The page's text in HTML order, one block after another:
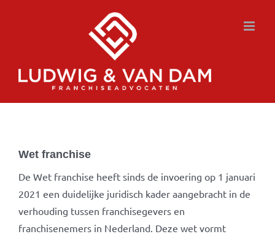
Wet franchise
De Wet franchise heeft sinds de invoering op 1 januari
2021 een duidelijke juridisch kader aangebracht in de
verhouding tussen franchisegevers en
franchisenemers in Nederland. Deze wet vormt